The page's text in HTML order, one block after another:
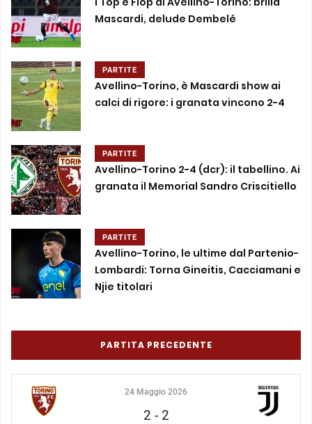
Mascardi, delude Dembelé
PARTITE
Avellino-Torino, è Mascardi show ai
calci di rigore: i granata vincono 2-4
PARTITE
Avellino-Torino 2-4 (dcr): il tabellino. Ai
granata il Memorial Sandro Criscitiello
PARTITE
Avellino-Torino, le ultime dal Partenio-
Lombardi: Torna Gineitis, Cacciamani e
Njie titolari
PARTITA PRECEDENTE
24 Maggio 2026
2 - 2